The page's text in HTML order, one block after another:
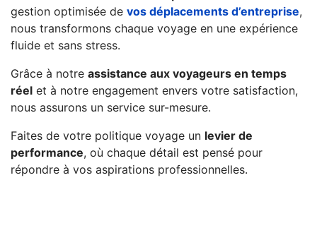
gestion optimisée de vos déplacements d’entreprise,
nous transformons chaque voyage en une expérience
fluide et sans stress.
Grâce à notre assistance aux voyageurs en temps
réel et à notre engagement envers votre satisfaction,
nous assurons un service sur-mesure.
Faites de votre politique voyage un levier de
performance, où chaque détail est pensé pour
répondre à vos aspirations professionnelles.